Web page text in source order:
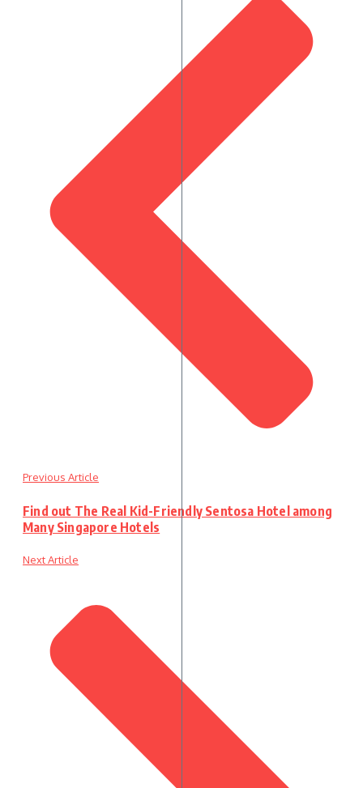
Previous Article
Find out The Real Kid-Friendly Sentosa Hotel among
Many Singapore Hotels
Next Article